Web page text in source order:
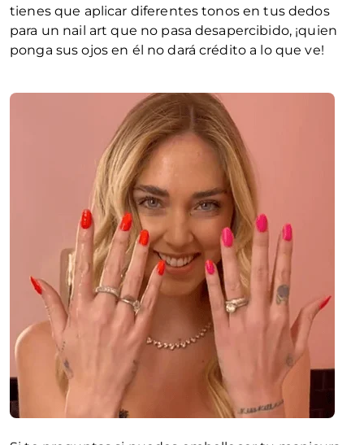
tienes que aplicar diferentes tonos en tus dedos
para un nail art que no pasa desapercibido, ¡quien
ponga sus ojos en él no dará crédito a lo que ve!